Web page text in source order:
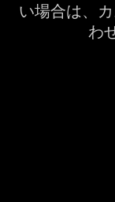
い場合は、
わ